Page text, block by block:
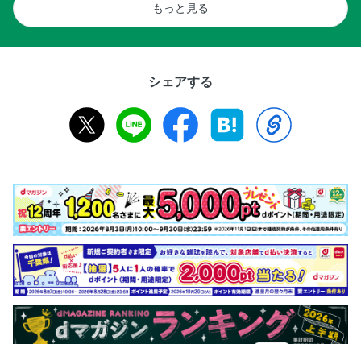
もっと見る
シェアする